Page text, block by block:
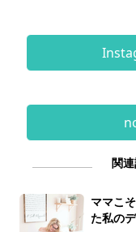
関
ママこ
た私の